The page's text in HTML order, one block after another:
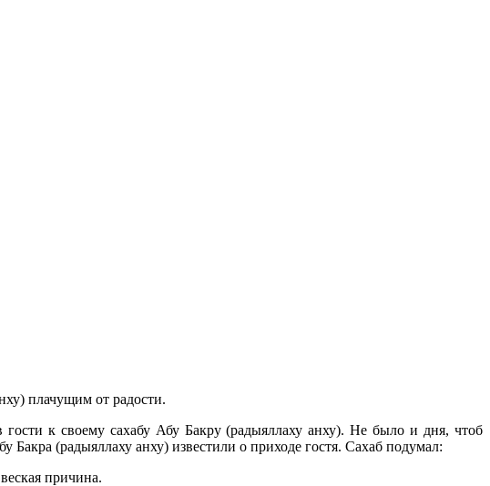
плачущим от радости.
к своему сахабу Абу Бакру (радыяллаху анху). Не было и дня, чтоб
(радыяллаху анху) известили о приходе гостя. Сахаб подумал:
причина.